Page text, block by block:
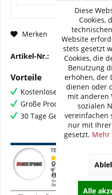
Merken Fragen
Artikel-Nr.: BI-
Vorteile
Kostenloser Versand ab €
Große Produktauswahl
30 Tage Geld-Zurück-
Diese
Cookies,
Website
stets gesetzt
Cookies, die
Benutzung
erhöhen, der
dienen oder
mit anderen
sozialen
vereinfachen
nur mit
gesetzt. Mehr
Alle